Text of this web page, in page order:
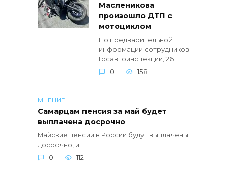
Масленикова
произошло ДТП с
мотоциклом
По предварительной
информации сотрудников
Госавтоинспекции, 26
0
158
МНЕНИЕ
Самарцам пенсия за май будет
выплачена досрочно
Майские пенсии в России будут выплачены
досрочно, и
0
112